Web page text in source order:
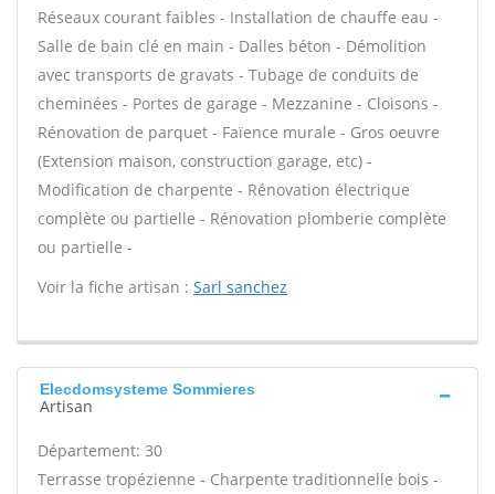
Réseaux courant faibles - Installation de chauffe eau -
Salle de bain clé en main - Dalles béton - Démolition
avec transports de gravats - Tubage de conduits de
cheminées - Portes de garage - Mezzanine - Cloisons -
Rénovation de parquet - Faïence murale - Gros oeuvre
(Extension maison, construction garage, etc) -
Modification de charpente - Rénovation électrique
complète ou partielle - Rénovation plomberie complète
ou partielle -
Voir la fiche artisan : Sarl sanchez
Elecdomsysteme Sommieres
Artisan
Département: 30
Terrasse tropézienne - Charpente traditionnelle bois -